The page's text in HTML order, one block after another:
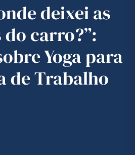
deixei as
do carro?”:
Yoga para
de Trabalho